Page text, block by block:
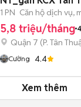
UFM_KDC Nam
1 PN Căn hộ dịch vụ,
5,8 triệu/tháng
Quận 7 (P. Tân
Cường 4.4
Xem thêm